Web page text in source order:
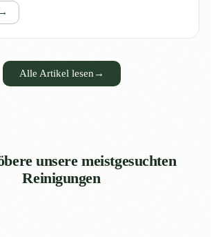
→
Alle Artikel lesen →
unsere meistgesuchten
Reinigungen